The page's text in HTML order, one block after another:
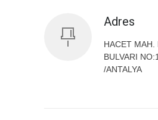
Adres
HACET MAH.
BULVARI
/ANTALYA